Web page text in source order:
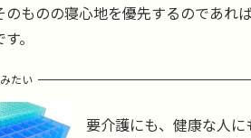
のものの寝心地を優先するのであれ
。
たい
要介護にも、健康な人